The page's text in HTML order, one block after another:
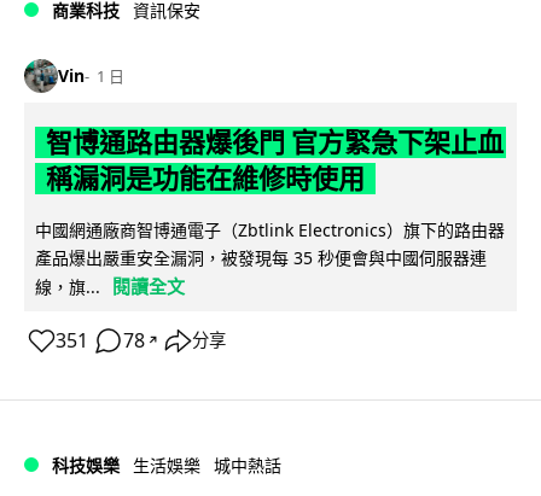
商業科技 資訊保安
Vin 1 日
智博通路由器爆後門 官方緊急下架止血
稱漏洞是功能在維修時使用
中國網通廠商智博通電子（Zbtlink Electronics）旗下的路由器
產品爆出嚴重安全漏洞，被發現每 35 秒便會與中國伺服器連
線，旗...
閱讀全文
351 78 ↗ 分享
科技娛樂 生活娛樂 城中熱話